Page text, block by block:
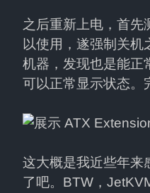
之后重新上电，首先
以使用，遂强制关
机器，发现也是能正
可以正常显示状态。
这大概是我近些年来
了吧。BTW，